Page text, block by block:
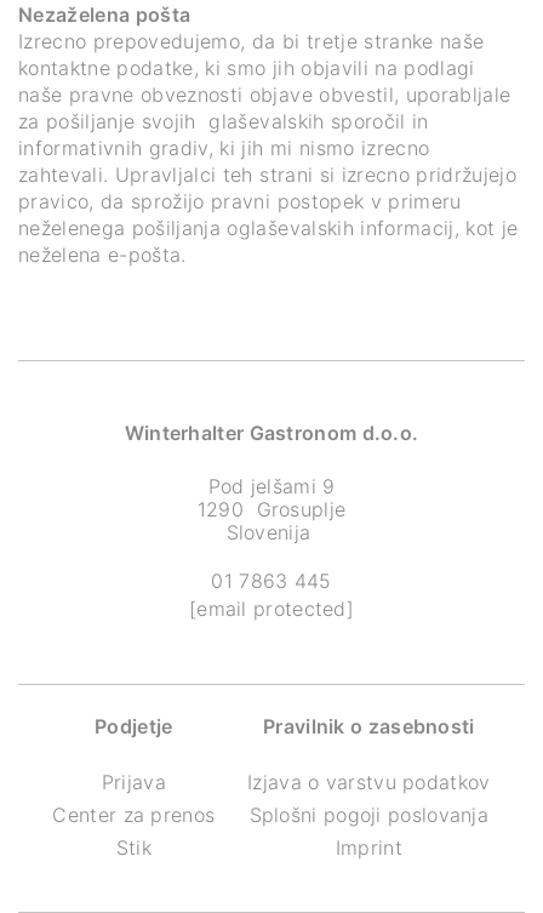
Nezaželena pošta
Izrecno prepovedujemo, da bi tretje stranke naše
kontaktne podatke, ki smo jih objavili na podlagi
naše pravne obveznosti objave obvestil, uporabljale
za pošiljanje svojih glaševalskih sporočil in
informativnih gradiv, ki jih mi nismo izrecno
zahtevali. Upravljalci teh strani si izrecno pridržujejo
pravico, da sprožijo pravni postopek v primeru
neželenega pošiljanja oglaševalskih informacij, kot je
neželena e-pošta.
Winterhalter Gastronom d.o.o.
Pod jelšami 9
1290 Grosuplje
Slovenija
01 7863 445
[email protected]
Podjetje
Prijava
Center za prenos
Stik
Pravilnik o zasebnosti
Izjava o varstvu podatkov
Splošni pogoji poslovanja
Imprint